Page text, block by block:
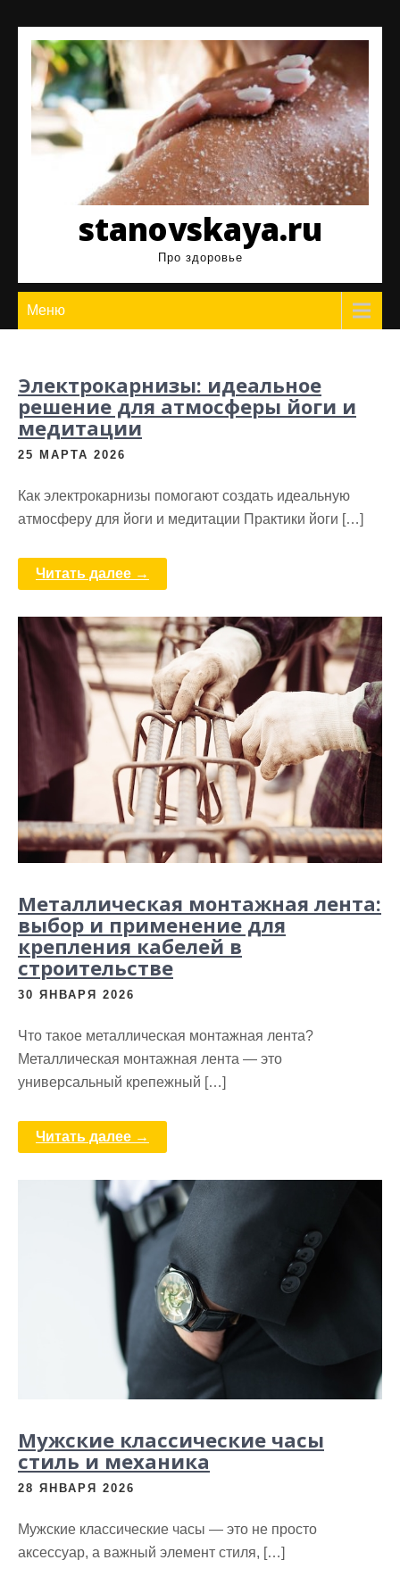
содержимому
stanovskaya.ru
Про здоровье
Меню
Электрокарнизы: идеальное
решение для атмосферы йоги и
медитации
25 МАРТА 2026
Как электрокарнизы помогают создать идеальную
атмосферу для йоги и медитации Практики йоги […]
Читать далее →
Металлическая монтажная лента:
выбор и применение для
крепления кабелей в
строительстве
30 ЯНВАРЯ 2026
Что такое металлическая монтажная лента?
Металлическая монтажная лента — это
универсальный крепежный […]
Читать далее →
Мужские классические часы
стиль и механика
28 ЯНВАРЯ 2026
Мужские классические часы — это не просто
аксессуар, а важный элемент стиля, […]